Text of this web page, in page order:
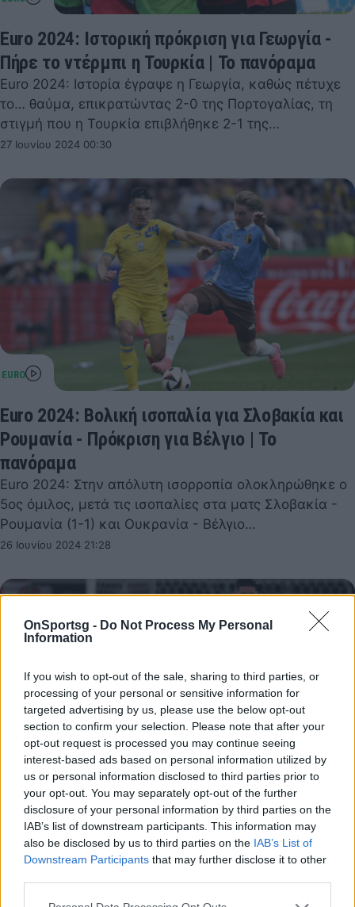
OnSportsg - Do Not Process My Personal
Information
If you wish to opt-out of the sale, sharing to third parties, or
processing of your personal or sensitive information for
targeted advertising by us, please use the below opt-out
section to confirm your selection. Please note that after your
opt-out request is processed you may continue seeing
interest-based ads based on personal information utilized by
us or personal information disclosed to third parties prior to
your opt-out. You may separately opt-out of the further
disclosure of your personal information by third parties on the
IAB’s list of downstream participants. This information may
also be disclosed by us to third parties on the IAB’s List of
Downstream Participants that may further disclose it to other
Euro 2024: Ιστορική πρόκριση για Γεωργία -
Πήρε το ντέρμπι η Τουρκία | Το πανόραμα
Euro 2024: Ιστορία έγραψε η Γεωργία, καθώς πέτυχε
το… θαύμα, επικρατώντας 2-0 της Πορτογαλίας, τη
στιγμή που η Τουρκία επιβλήθηκε 2-1 της…
27 Ιουνίου 2024 00:30
Euro 2024: Βολική ισοπαλία για Σλοβακία και
Ρουμανία - Πρόκριση για Βέλγιο | Το
πανόραμα
Euro 2024: Στην απόλυτη ισορροπία ολοκληρώθηκε ο
5ος όμιλος, μετά τις ισοπαλίες στα ματς Σλοβακία -
Ρουμανία (1-1) και Ουκρανία - Βέλγιο…
26 Ιουνίου 2024 21:28
Euro 2024: Η ώρα της αλήθειας για Αγγλία,
Γαλλία, Ολλανδία και Δανία - Το πρόγραμμα
της ημέρας
Euro 2024: Τέσσερις συναρπαστικές αναμετρήσεις